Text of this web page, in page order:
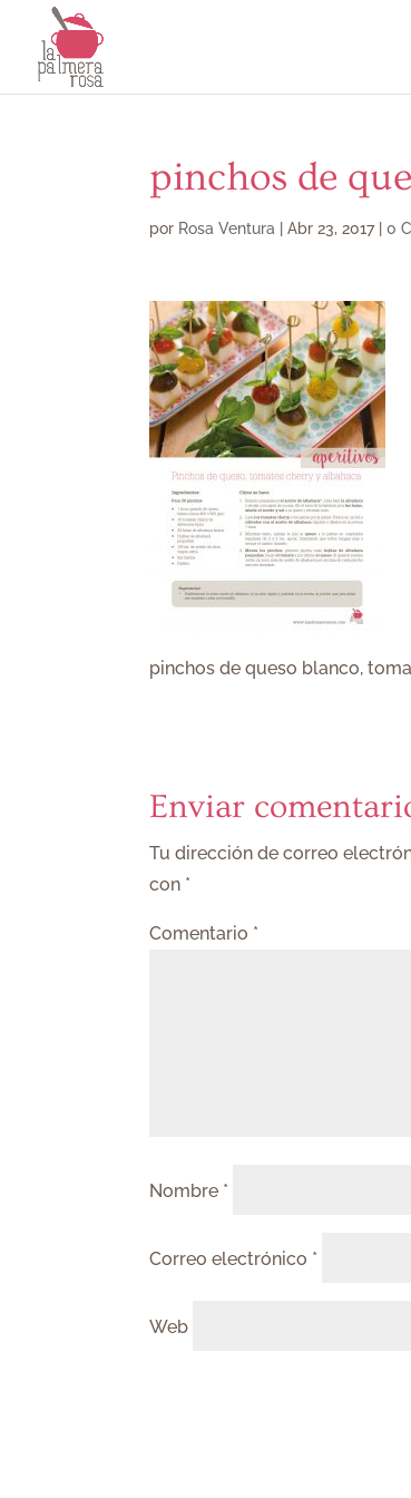
pinchos de
por Rosa Ventura |Abr 23, 2017|0
pinchos de queso blanco,
Enviar
Tu dirección de correo
con *
Comentario *
Nombre *
Correo electrónico *
Web